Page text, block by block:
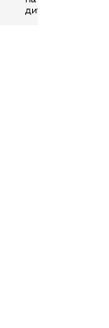
дитини-інваліда